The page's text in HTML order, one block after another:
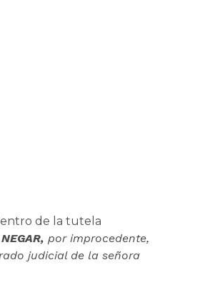
de la tutela
NEGAR, por improcedente,
judicial de la señora